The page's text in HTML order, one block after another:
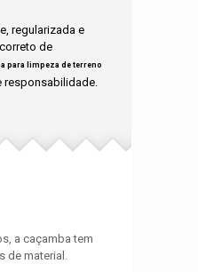
regularizada e
de
para limpeza de terreno
responsabilidade.
a caçamba tem
de material.